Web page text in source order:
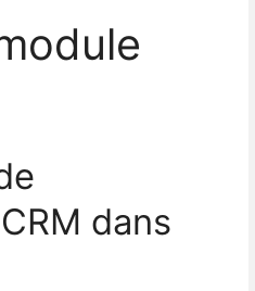
dans